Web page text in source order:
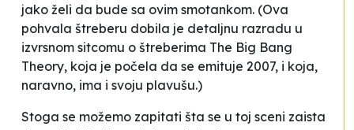
jako želi da bude sa ovim smotankom. (Ova
pohvala štreberu dobila je detaljnu razradu u
izvrsnom sitcomu o štreberima The Big Bang
Theory, koja je počela da se emituje 2007, i koja,
naravno, ima i svoju plavušu.)
Stoga se možemo zapitati šta se u toj sceni zaista